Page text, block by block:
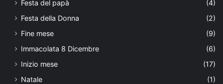
Festa del papà
(4)
Festa della Donna
(2)
Fine mese
(9)
Immacolata 8 Dicembre
(6)
Inizio mese
(17)
Natale
(1)